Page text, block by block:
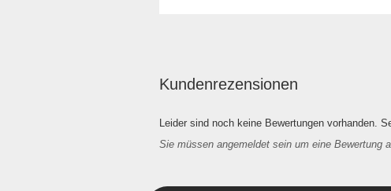
Kundenrezensionen
Leider sind noch keine Bewertungen vorhanden.
Sie müssen angemeldet sein um eine Bewertung